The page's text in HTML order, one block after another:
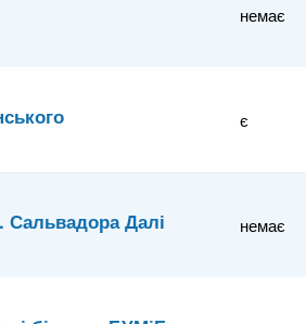
немає
є
Сальвадора Далі немає